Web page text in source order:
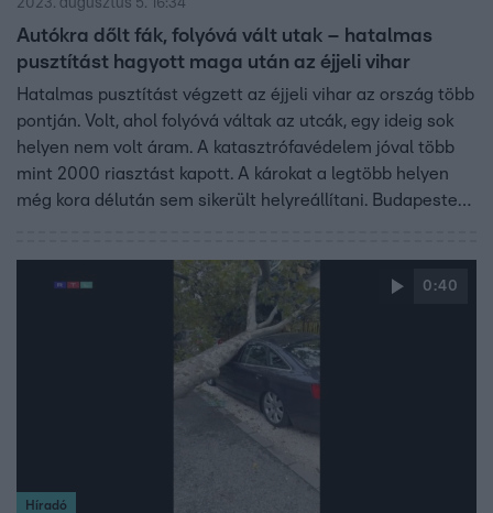
2023. augusztus 5. 16:34
Autókra dőlt fák, folyóvá vált utak – hatalmas
pusztítást hagyott maga után az éjjeli vihar
Hatalmas pusztítást végzett az éjjeli vihar az ország több
pontján. Volt, ahol folyóvá váltak az utcák, egy ideig sok
helyen nem volt áram. A katasztrófavédelem jóval több
mint 2000 riasztást kapott. A károkat a legtöbb helyen
még kora délután sem sikerült helyreállítani. Budapesten
Liszt Ferenc Repülőteret is. Két repülőgép is megsérült a
0:40
Híradó